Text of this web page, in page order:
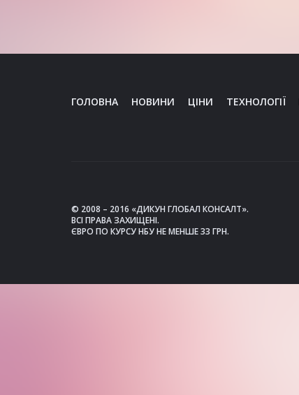
ГОЛОВНА НОВИНИ ЦІНИ ТЕХНОЛОГІЇ
© 2008 – 2016 «ДИКУН ГЛОБАЛ КОНСАЛТ».
ВСІ ПРАВА ЗАХИЩЕНІ.
ЄВРО ПО КУРСУ НБУ НЕ МЕНШЕ 33 ГРН.